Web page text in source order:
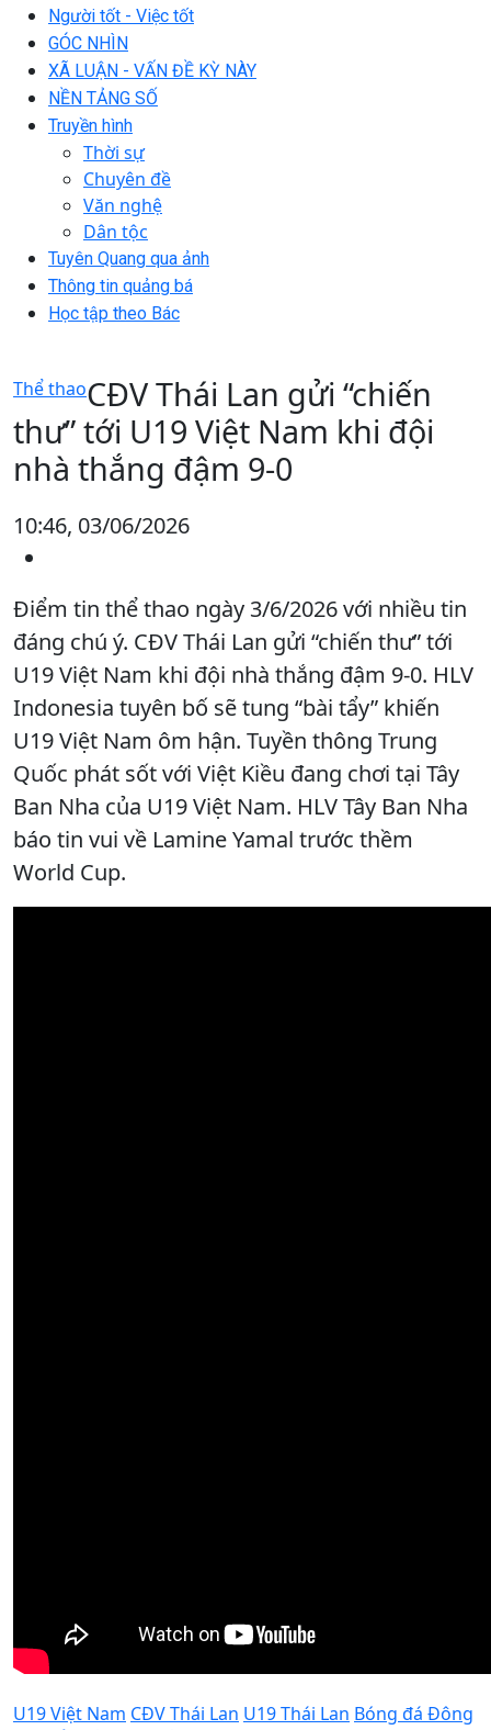
Người tốt - Việc tốt
GÓC NHÌN
XÃ LUẬN - VẤN ĐỀ KỲ NÀY
NỀN TẢNG SỐ
Truyền hình
Thời sự
Chuyên đề
Văn nghệ
Dân tộc
Tuyên Quang qua ảnh
Thông tin quảng bá
Học tập theo Bác
Thể thaoCĐV Thái Lan gửi “chiến
thư” tới U19 Việt Nam khi đội
nhà thắng đậm 9-0
10:46, 03/06/2026
Điểm tin thể thao ngày 3/6/2026 với nhiều tin
đáng chú ý. CĐV Thái Lan gửi “chiến thư” tới
U19 Việt Nam khi đội nhà thắng đậm 9-0. HLV
Indonesia tuyên bố sẽ tung “bài tẩy” khiến
U19 Việt Nam ôm hận. Tuyền thông Trung
Quốc phát sốt với Việt Kiều đang chơi tại Tây
Ban Nha của U19 Việt Nam. HLV Tây Ban Nha
báo tin vui về Lamine Yamal trước thềm
World Cup.
U19 Việt Nam CĐV Thái Lan U19 Thái Lan Bóng đá Đông